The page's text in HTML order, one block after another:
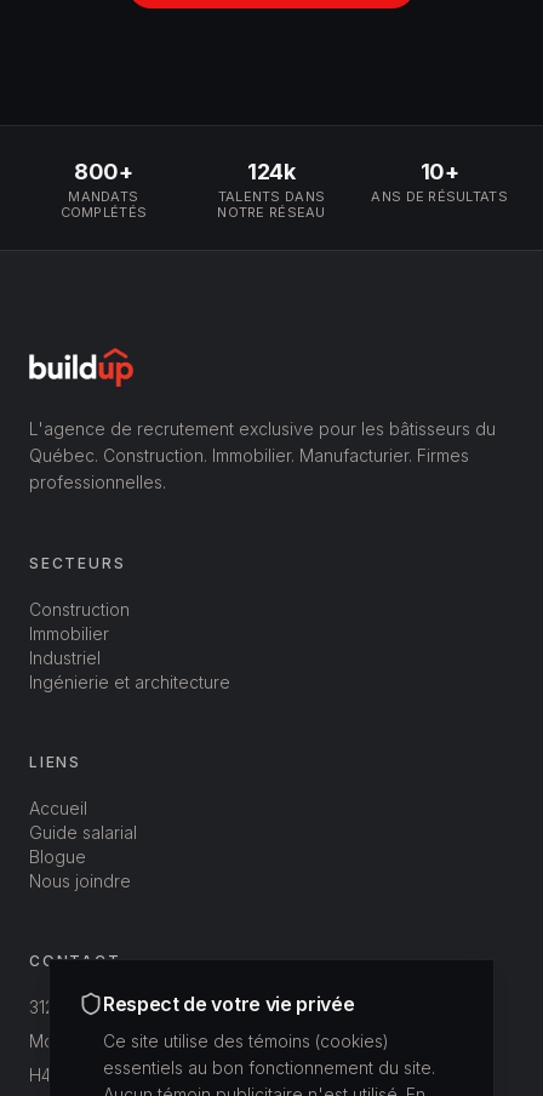
800+
MANDATS
COMPLÉTÉS
124k
TALENTS DANS
NOTRE RÉSEAU
10+
ANS DE RÉSULTATS
L'agence de recrutement exclusive pour les bâtisseurs du
Québec. Construction. Immobilier. Manufacturier. Firmes
professionnelles.
SECTEURS
Construction
Immobilier
Industriel
Ingénierie et architecture
LIENS
Accueil
Guide salarial
Blogue
Nous joindre
CONTACT
312-3800 St-Patrick
Montréal, Québec, Canada
H4E 1A4
Respect de votre vie privée
Ce site utilise des témoins (cookies)
essentiels au bon fonctionnement du site.